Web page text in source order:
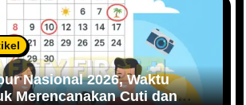
Nasional 2026, Waktu
Merencanakan Cuti dan